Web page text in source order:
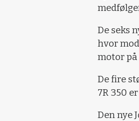
De seks
hvor
motor på
De fire
7R 350
Den nye